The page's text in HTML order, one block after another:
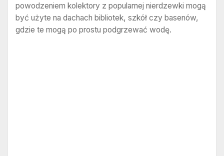
powodzeniem kolektory z popularnej nierdzewki mogą
być użyte na dachach bibliotek, szkół czy basenów,
gdzie te mogą po prostu podgrzewać wodę.